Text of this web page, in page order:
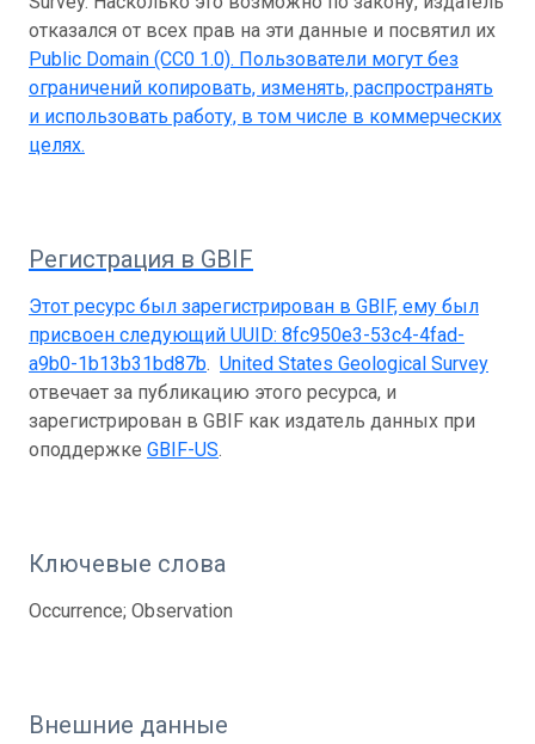
отказался от всех прав на эти данные и посвятил их
Public Domain (CC0 1.0). Пользователи могут без
ограничений копировать, изменять, распространять
и использовать работу, в том числе в коммерческих
целях.
Регистрация в GBIF
Этот ресурс был зарегистрирован в GBIF, ему был
присвоен следующий UUID: 8fc950e3-53c4-4fad-
a9b0-1b13b31bd87b. United States Geological Survey
отвечает за публикацию этого ресурса, и
зарегистрирован в GBIF как издатель данных при
оподдержке GBIF-US.
Ключевые слова
Occurrence; Observation
Внешние данные